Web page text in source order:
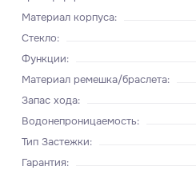
Материал корпуса:
Стекло:
Функции:
Материал ремешка/браслета:
Запас хода:
Водонепроницаемость:
Тип Застежки:
Гарантия: